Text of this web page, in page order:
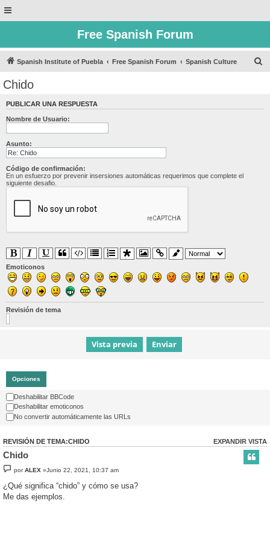
Free Spanish Forum
Spanish Institute of Puebla Free Spanish Forum Spanish Culture
Chido
PUBLICAR UNA RESPUESTA
Nombre de Usuario:
Asunto:
Código de confirmación:
En un esfuerzo por prevenir insersiones automáticas requerimos que complete el
siguiente desafio.
Emoticonos
Revisión de tema
Opciones
Deshabilitar BBCode
Deshabilitar emoticonos
No convertir automáticamente las URLs
EXPANDIR VISTA
REVISIÓN DE TEMA:CHIDO
Chido
porALEX »Junio 22, 2021, 10:37 am
¿Qué significa “chido” y cómo se usa?
Me das ejemplos.